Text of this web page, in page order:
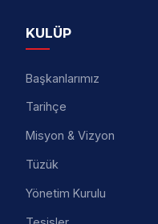
KULÜP
Başkanlarımız
Tarihçe
Misyon & Vizyon
Tüzük
Yönetim Kurulu